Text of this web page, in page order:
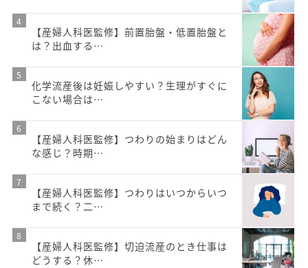
【産婦人科医監修】前置胎盤・低置胎盤と
は？出血する…
化学流産後は妊娠しやすい？生理がすぐに
こない場合は…
【産婦人科医監修】つわりの始まりはどん
な感じ？時期…
【産婦人科医監修】つわりはいつからいつ
まで続く？二…
【産婦人科医監修】切迫流産のとき仕事は
どうする？休…